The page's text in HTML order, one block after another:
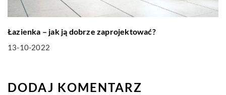
Łazienka – jak ją dobrze zaprojektować?
13-10-2022
DODAJ KOMENTARZ